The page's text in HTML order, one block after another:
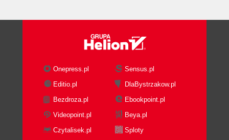
Onepress.pl
Sensus.pl
Editio.pl
DlaBystrzakow.pl
Bezdroza.pl
Ebookpoint.pl
Videopoint.pl
Beya.pl
Czytalisek.pl
Sploty